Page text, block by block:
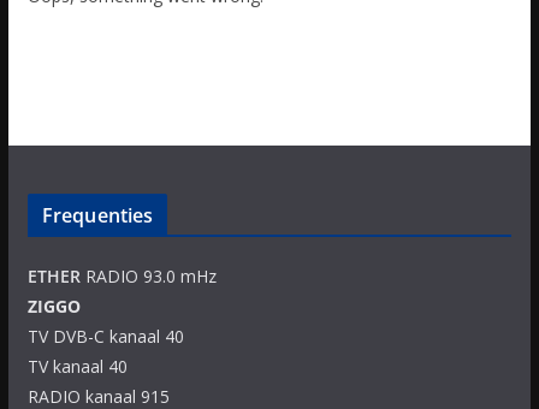
Frequenties
ETHERRADIO 93.0 mHz
ZIGGO
TV DVB-C kanaal 40
TV kanaal 40
RADIO kanaal 915